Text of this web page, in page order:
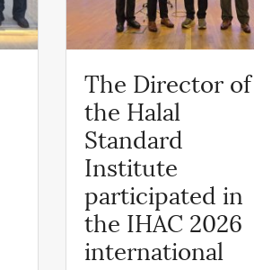
The Director of
the Halal
Standard
Institute
participated in
the IHAC 2026
international